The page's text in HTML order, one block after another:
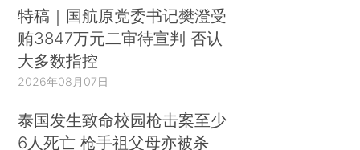
特稿｜国航原党委书记樊澄受
贿3847万元二审待宣判 否认
大多数指控
2026年08月07日
泰国发生致命校园枪击案至少
6人死亡 枪手祖父母亦被杀